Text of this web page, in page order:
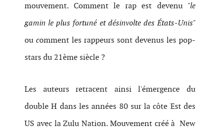
mouvement. Comment le rap est devenu "le
gamin le plus fortuné et désinvolte des États-Unis"
ou comment les rappeurs sont devenus les pop-
stars du 21ème siècle ?
Les auteurs retracent ainsi l'émergence du
double H dans les années 80 sur la côte Est des
US avec la Zulu Nation. Mouvement créé à New